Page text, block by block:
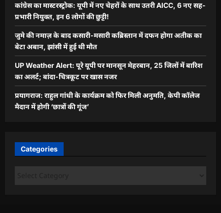
कांग्रेस का मास्टरस्ट्रोक: यूपी में नए चेहरों के साथ उतरी AICC, 6 नए सह-
प्रभारी नियुक्त, इन 6 लोगों की छुट्टी!
जुमे की नमाज़ के बाद कसारी-मसारी कब्रिस्तान में दफन होगा अतीक का
बेटा अबान, झांसी में हुई थी मौत
UP Weather Alert: पूरे यूपी पर मानसून मेहरबान, 25 जिलों में बारिश
का अलर्ट; बांदा-चित्रकूट पर खास नजर
प्रयागराज: राहुल गांधी के कार्यक्रम को फिर मिली अनुमति, केपी कॉलेज
मैदान में होगी ‘छात्रों की गूंज’
Categories